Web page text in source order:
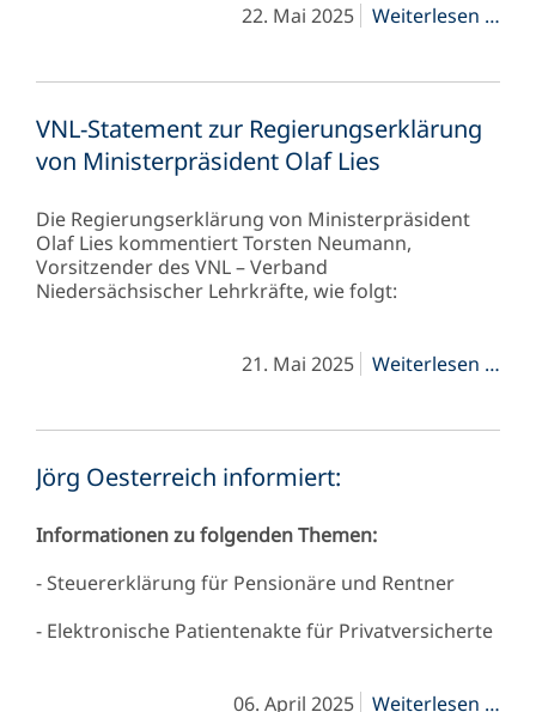
22. Mai 2025 Weiterlesen …
an
VNL-Statement zur Regierungserklärung
von Ministerpräsident Olaf Lies
Die Regierungserklärung von Ministerpräsident
Olaf Lies kommentiert Torsten Neumann,
Vorsitzender des VNL – Verband
Niedersächsischer Lehrkräfte, wie folgt:
21. Mai 2025 Weiterlesen …
Jörg Oesterreich informiert:
Informationen zu folgenden Themen:
- Steuererklärung für Pensionäre und Rentner
- Elektronische Patientenakte für Privatversicherte
06. April 2025 Weiterlesen …Jörg